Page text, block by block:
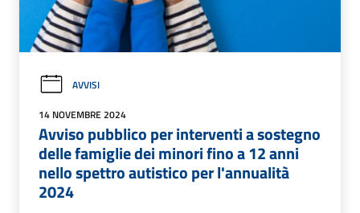
AVVISI
14 NOVEMBRE 2024
Avviso pubblico per interventi a sostegno
delle famiglie dei minori fino a 12 anni
nello spettro autistico per l'annualità
2024